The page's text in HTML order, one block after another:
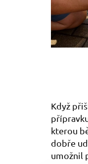
Když
kterou
dobře
umožnil